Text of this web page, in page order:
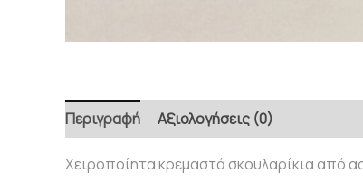
Περιγραφή Αξιολογήσεις (0)
Χειροποίητα κρεμαστά σκουλαρίκια από